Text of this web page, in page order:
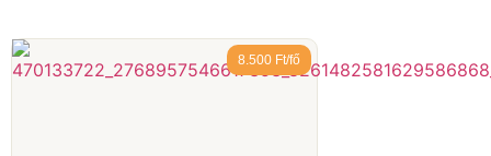
8.500 Ft/fő